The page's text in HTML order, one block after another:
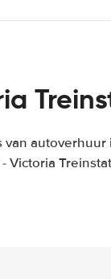
autoverhuur
Victoria